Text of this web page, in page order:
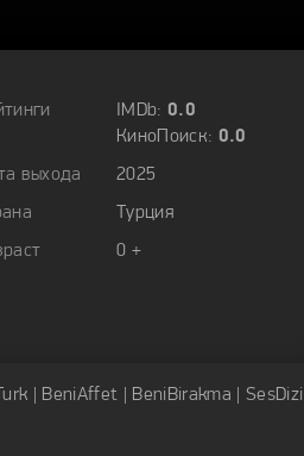
IMDb: 0.0
КиноПоиск: 0.0
выхода
2025
Турция
0 +
| BeniAffet | BeniBirakma | SesDizi |